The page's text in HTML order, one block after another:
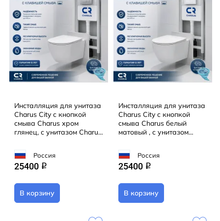
Инсталляция для унитаза
Charus City с кнопкой
смыва Charus хром
глянец, с унитазом Charus
сиденьем Soft Close)
(микролифт)
Россия
25400 q
В корзину
Инсталляция для унитаза
Charus City с кнопкой
смыва Charus белый
матовый , с унитазом
сиденьем Soft Close)
(микролифт)
Россия
25400 q
В корзину